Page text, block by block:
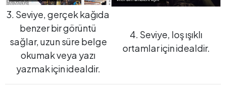
3. Seviye, gerçek kağıda
benzer bir görüntü
sağlar, uzun süre belge
okumak veya yazı
yazmak için idealdir.
4. Seviye, loş ışıklı
ortamlar için idealdir.